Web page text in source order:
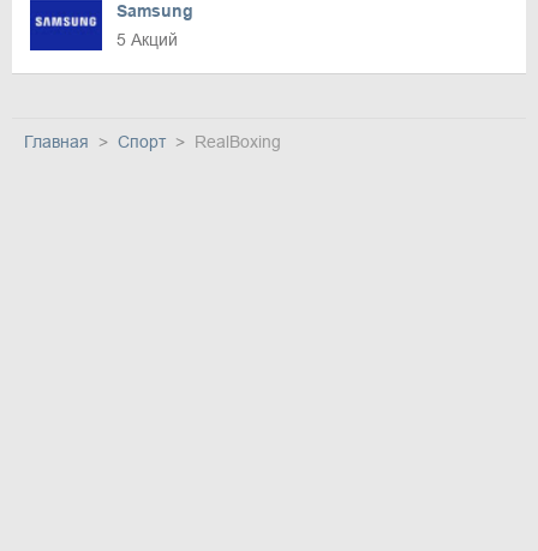
Samsung
5 Акций
Главная Спорт RealBoxing